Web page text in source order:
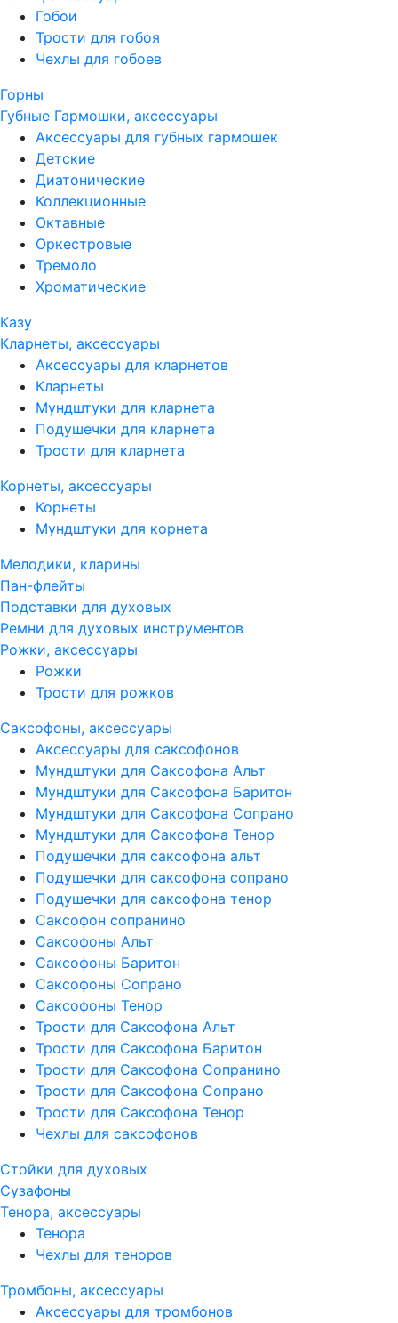
Гобои
Трости для гобоя
Чехлы для гобоев
Горны
Губные Гармошки, аксессуары
Аксессуары для губных гармошек
Детские
Диатонические
Коллекционные
Октавные
Оркестровые
Тремоло
Хроматические
Казу
Кларнеты, аксессуары
Аксессуары для кларнетов
Кларнеты
Мундштуки для кларнета
Подушечки для кларнета
Трости для кларнета
Корнеты, аксессуары
Корнеты
Мундштуки для корнета
Мелодики, кларины
Пан-флейты
Подставки для духовых
Ремни для духовых инструментов
Рожки, аксессуары
Рожки
Трости для рожков
Саксофоны, аксессуары
Аксессуары для саксофонов
Мундштуки для Саксофона Альт
Мундштуки для Саксофона Баритон
Мундштуки для Саксофона Сопрано
Мундштуки для Саксофона Тенор
Подушечки для саксофона альт
Подушечки для саксофона сопрано
Подушечки для саксофона тенор
Саксофон сопранино
Саксофоны Альт
Саксофоны Баритон
Саксофоны Сопрано
Саксофоны Тенор
Трости для Саксофона Альт
Трости для Саксофона Баритон
Трости для Саксофона Сопранино
Трости для Саксофона Сопрано
Трости для Саксофона Тенор
Чехлы для саксофонов
Стойки для духовых
Сузафоны
Тенора, аксессуары
Тенора
Чехлы для теноров
Тромбоны, аксессуары
Аксессуары для тромбонов